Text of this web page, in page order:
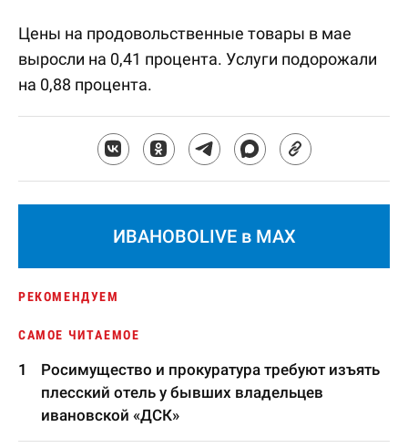
Цены на продовольственные товары в мае
выросли на 0,41 процента. Услуги подорожали
на 0,88 процента.
ИВАНОВОLIVE в MAX
РЕКОМЕНДУЕМ
САМОЕ ЧИТАЕМОЕ
Росимущество и прокуратура требуют изъять
плесский отель у бывших владельцев
ивановской «ДСК»